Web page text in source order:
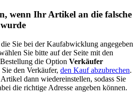
wenn Ihr Artikel an die falsche
Sie bei der Kaufabwicklung angegeben
Sie bitte auf der Seite mit den
die Option Verkäufer
den Verkäufer, den Kauf abzubrechen.
dann wiedereinstellen, sodass Sie
die richtige Adresse angeben können.